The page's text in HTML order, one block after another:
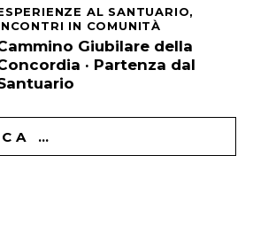
AL SANTUARIO,
IN COMUNITÀ
Giubilare della
· Partenza dal